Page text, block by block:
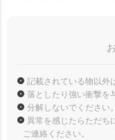
記載されている物以外
落としたり強い衝撃を
分解しないでください。
異常を感じたらただち
ご連絡ください。